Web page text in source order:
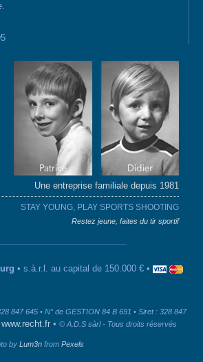
Une entreprise familiale depuis 1981
STAY YOUNG, PLAY SPORTS SHOOTING
Restez jeune, faites du tir sportif
• s.à.r.l. au capital de 150.000 € •
847 645 • N° de GESTION 84 B 691 • Siret : 328 847
www.recht.fr • © A.D.S sàrl - Tous droits réservés
by Lum3n from Pexels